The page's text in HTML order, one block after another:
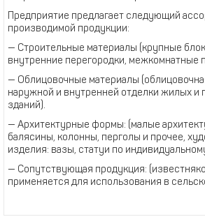
Предприятие предлагает следующий
производимой продукции:
— Строительные материалы (крупные
внутренние перегородки, межкомнатные
— Облицовочные материалы
наружной и внутренней отделки жилых и
зданий).
— Архитектурные формы: (малые
балясины, колонны, перголы и прочее,
изделия: вазы, статуи по
— Сопутствующая продукция:
применяется для использования в